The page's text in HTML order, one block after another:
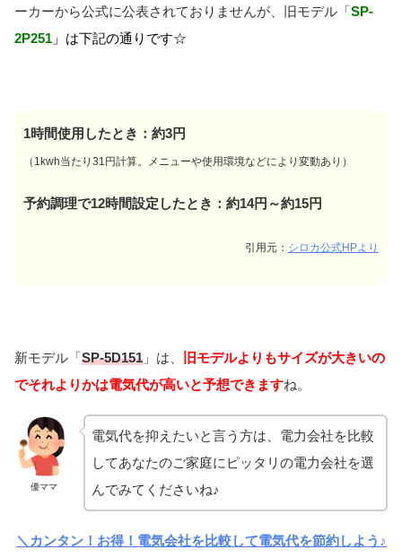
ーカーから公式に公表されておりませんが、旧モデル「SP-
2P251 」は下記の通りです☆
1時間使用したとき：約3円
（1kwh当たり31円計算。メニューや使用環境などにより変動あり）
予約調理で12時間設定したとき：約14円～約15円
引用元： シロカ公式HPより
新モデル「SP-5D151 」は、
旧モデルよりもサイズが大きいの
でそれよりかは電気代が高いと予想できますね。
優ママ
電気代を抑えたいと言う方は、電力会社を比較
してあなたのご家庭にピッタリの電力会社を選
んでみてくださいね♪
＼カンタン！お得！電気会社を比較して電気代を節約しよう♪